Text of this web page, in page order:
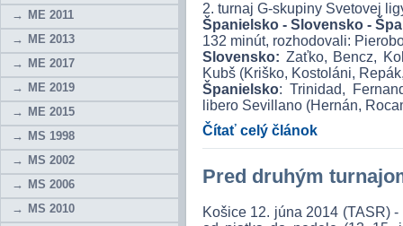
ME 2011
ME 2013
ME 2017
ME 2019
ME 2015
MS 1998
MS 2002
MS 2006
MS 2010
2. turnaj G-skupiny Svetovej
Španielsko - Slovensko -
132 minút, rozhodovali:
Slovensko: Zaťko, Bencz,
Kubš (Kriško, Kostoláni,
Španielsko: Trinidad,
libero Sevillano (Hernán,
Čítať celý článok
Pred druhým
Košice 12. júna 2014 (TASR)